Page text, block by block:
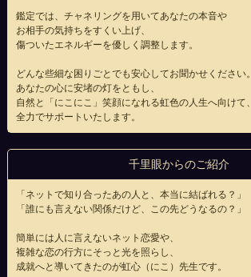
鑑定では、チャネリングを用いてあなたの本音や
お相手の気持ちをすくい上げ、
傷ついたエネルギーを優しく調整します。
どんな些細な困りごとでも安心してお聞かせください。
あなたの心に安堵の灯をともし、
自然と「にこにこ」笑顔になれる虹色の人生へ向けて、
全力でサポートいたします。
千里眼からのご紹介
「ネットで知り合ったあの人と、本当に結ばれる？」
「誰にも言えない関係だけど、この先どうなるの？」
簡単には人に言えないネット恋愛や、
複雑な恋の行方にそっと光を照らし、
成就へと導いてきたのが虹心（にこ）先生です。